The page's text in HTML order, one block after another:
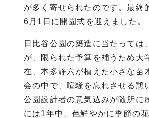
が多く寄せられたのです。最終
6月1日に開園式を迎えました。
日比谷公園の築造に当たって
が、限られた予算を補うため大
在、本多静六が植えた小さな苗
会の中で、喧騒を忘れさせる憩
公園設計者の意気込みが随所に
には1年中、色鮮やかに季節の